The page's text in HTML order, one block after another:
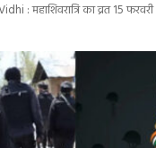
: महाशिवरात्रि का व्रत 15